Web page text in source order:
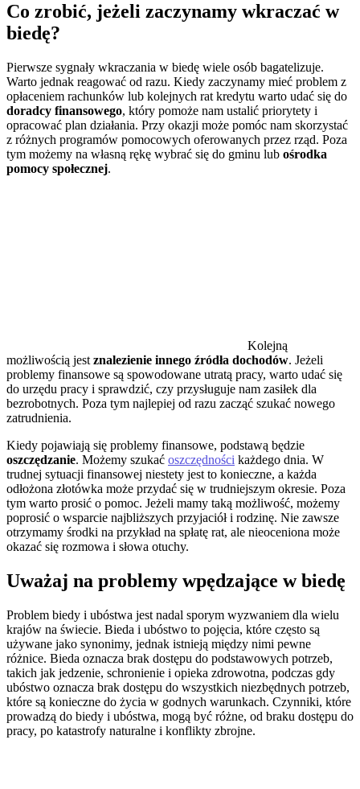
Co zrobić, jeżeli zaczynamy wkraczać w
biedę?
Pierwsze sygnały wkraczania w biedę wiele osób bagatelizuje.
Warto jednak reagować od razu. Kiedy zaczynamy mieć problem z
opłaceniem rachunków lub kolejnych rat kredytu warto udać się do
doradcy finansowego, który pomoże nam ustalić priorytety i
opracować plan działania. Przy okazji może pomóc nam skorzystać
z różnych programów pomocowych oferowanych przez rząd. Poza
tym możemy na własną rękę wybrać się do gminu lub ośrodka
pomocy społecznej.
Kolejną
możliwością jest znalezienie innego źródła dochodów. Jeżeli
problemy finansowe są spowodowane utratą pracy, warto udać się
do urzędu pracy i sprawdzić, czy przysługuje nam zasiłek dla
bezrobotnych. Poza tym najlepiej od razu zacząć szukać nowego
zatrudnienia.
Kiedy pojawiają się problemy finansowe, podstawą będzie
oszczędzanie. Możemy szukać oszczędności każdego dnia. W
trudnej sytuacji finansowej niestety jest to konieczne, a każda
odłożona złotówka może przydać się w trudniejszym okresie. Poza
tym warto prosić o pomoc. Jeżeli mamy taką możliwość, możemy
poprosić o wsparcie najbliższych przyjaciół i rodzinę. Nie zawsze
otrzymamy środki na przykład na spłatę rat, ale nieoceniona może
okazać się rozmowa i słowa otuchy.
Uważaj na problemy wpędzające w biedę
Problem biedy i ubóstwa jest nadal sporym wyzwaniem dla wielu
krajów na świecie. Bieda i ubóstwo to pojęcia, które często są
używane jako synonimy, jednak istnieją między nimi pewne
różnice. Bieda oznacza brak dostępu do podstawowych potrzeb,
takich jak jedzenie, schronienie i opieka zdrowotna, podczas gdy
ubóstwo oznacza brak dostępu do wszystkich niezbędnych potrzeb,
które są konieczne do życia w godnych warunkach. Czynniki, które
prowadzą do biedy i ubóstwa, mogą być różne, od braku dostępu do
pracy, po katastrofy naturalne i konflikty zbrojne.